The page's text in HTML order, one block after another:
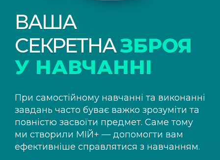
ВАША
СЕКРЕТНАЗБРОЯ
У НАВЧАННІ
При самостійному навчанні та виконанні
завдань часто буває важко зрозуміти та
повністю засвоїти предмет. Саме тому
ми створили МІЙ+ — допомогти вам
ефективніше справлятися з навчанням.